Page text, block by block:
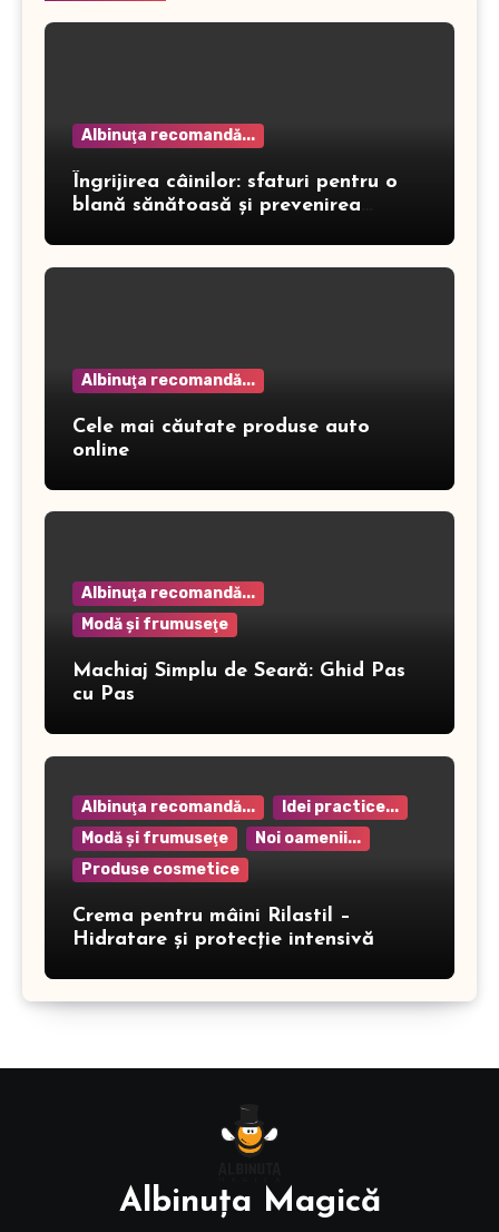
Albinuţa recomandă...
Îngrijirea câinilor: sfaturi pentru o
blană sănătoasă și prevenirea
Albinuţa recomandă...
Cele mai căutate produse auto
online
Albinuţa recomandă...
Modă şi frumuseţe
Machiaj Simplu de Seară: Ghid Pas
cu Pas
Albinuţa recomandă...
Idei practice...
Modă şi frumuseţe
Noi oamenii...
Produse cosmetice
Crema pentru mâini Rilastil –
Hidratare și protecție intensivă
Albinuţa Magică